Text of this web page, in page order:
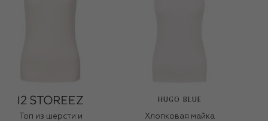
Топ из шерсти и
HUGO BLUE
Хлопковая майка